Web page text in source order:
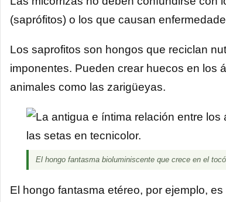
(saprófitos) o los que causan
Los saprofitos son hongos que reciclan
imponentes. Pueden crear huecos en los
animales como las zarigüeyas.
El hongo fantasma bioluminiscente que crece en el
El hongo fantasma etéreo, por ejemplo,